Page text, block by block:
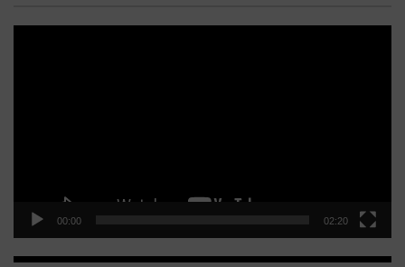
00:00 02:20